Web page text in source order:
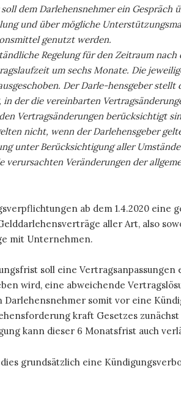
dem Darlehensnehmer ein Gespräch
und über mögliche
genutzt werden.
Regelung für den Zeitraum
um sechs Monate. Die
Der Darle-hensgeber
in der die vereinbarten
Vertragsänderungen berücksichtigt
nicht, wenn der Darlehensgeber
unter Berücksichtigung aller
verursachten Veränderungen der
ab dem 1.4.2020 eine
aller Art, also
mit Unternehmen.
soll eine
wird, eine abweichende
Darlehensnehmer somit vor eine
kraft Gesetzes
kann dieser 6 Monatsfrist auch
grundsätzlich eine